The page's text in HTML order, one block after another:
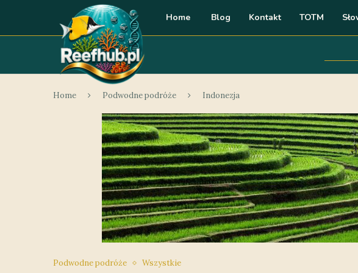
Home Blog Kontakt TOTM
Home Podwodne podróże Indonezja
Podwodne podróże Wszystkie